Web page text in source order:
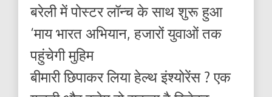
बरेली में पोस्टर लॉन्च के साथ शुरू हुआ
‘माय भारत अभियान, हजारों युवाओं तक
पहुंचेगी मुहिम
बीमारी छिपाकर लिया हेल्थ इंश्योरेंस ? एक